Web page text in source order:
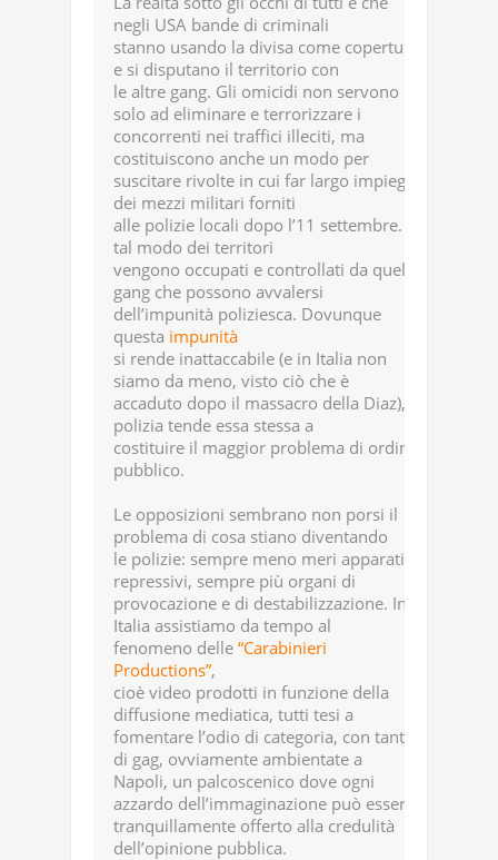
negli USA bande di criminali
stanno usando la divisa come copertura
e si disputano il territorio con
le altre gang. Gli omicidi non servono
solo ad eliminare e terrorizzare i
concorrenti nei traffici illeciti, ma
costituiscono anche un modo per
suscitare rivolte in cui far largo impiego
dei mezzi militari forniti
alle polizie locali dopo l’11 settembre. In
tal modo dei territori
vengono occupati e controllati da quelle
gang che possono avvalersi
dell’impunità poliziesca. Dovunque
questa impunità
si rende inattaccabile (e in Italia non
siamo da meno, visto ciò che è
accaduto dopo il massacro della Diaz), la
polizia tende essa stessa a
costituire il maggior problema di ordine
pubblico.
Le opposizioni sembrano non porsi il
problema di cosa stiano diventando
le polizie: sempre meno meri apparati
repressivi, sempre più organi di
provocazione e di destabilizzazione. In
Italia assistiamo da tempo al
fenomeno delle“Carabinieri
Productions”,
cioè video prodotti in funzione della
diffusione mediatica, tutti tesi a
fomentare l’odio di categoria, con tanto
di gag, ovviamente ambientate a
Napoli, un palcoscenico dove ogni
azzardo dell’immaginazione può essere
tranquillamente offerto alla credulità
dell’opinione pubblica.